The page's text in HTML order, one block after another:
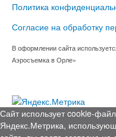
Политика
Согласие на обработку
В оформлении сайта
Аэросъемка в Орле»
Сайт использует cookie-
Яндекс.Метрика,